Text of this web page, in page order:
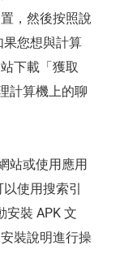
，然後按照說
果您想與計算
下載「獲取
計算機上的聊
站或使用應用
使用搜索引
安裝 APK 文
裝說明進行操